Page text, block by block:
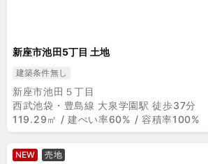
新座市池田5丁目 土地
建築条件無し
新座市池田５丁目
西武池袋・豊島線 大泉学園駅 徒歩37分
119.29㎡ / 建ぺい率60% / 容積率100%
NEW 売地